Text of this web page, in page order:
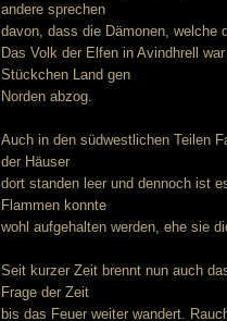
andere sprechen
davon, dass die Dämonen, welche
Das Volk der Elfen in Avindhrell
Stückchen Land gen
Norden abzog.
Auch in den südwestlichen Teilen
der Häuser
dort standen leer und dennoch ist
Flammen konnte
wohl aufgehalten werden, ehe sie
Seit kurzer Zeit brennt nun auch
Frage der Zeit
bis das Feuer weiter wandert.